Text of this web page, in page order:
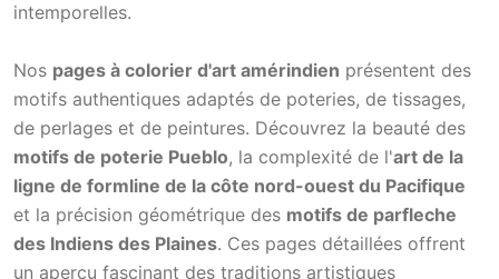
intemporelles.
Nos pages à colorier d'art amérindien présentent des
motifs authentiques adaptés de poteries, de tissages,
de perlages et de peintures. Découvrez la beauté des
motifs de poterie Pueblo, la complexité de l'art de la
ligne de formline de la côte nord-ouest du Pacifique
et la précision géométrique des motifs de parfleche
des Indiens des Plaines. Ces pages détaillées offrent
un aperçu fascinant des traditions artistiques